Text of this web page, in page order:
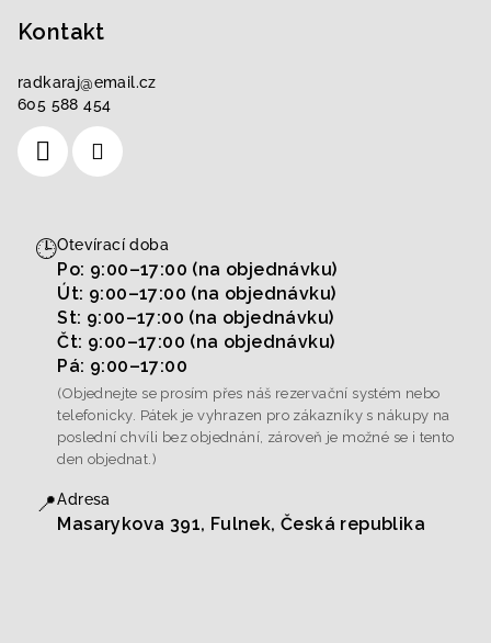
Kontakt
radkaraj@email.cz
605 588 454
🕒Otevírací doba
Po: 9:00–17:00 (na objednávku)
Út: 9:00–17:00 (na objednávku)
St: 9:00–17:00 (na objednávku)
Čt: 9:00–17:00 (na objednávku)
Pá: 9:00–17:00
(Objednejte se prosím přes náš rezervační systém nebo
telefonicky. Pátek je vyhrazen pro zákazníky s nákupy na
poslední chvíli bez objednání, zároveň je možné se i tento
den objednat.)
📍Adresa
Masarykova 391, Fulnek, Česká republika